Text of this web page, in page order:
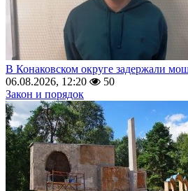
В Конаковском округе задержали
06.08.2026, 12:20
50
Закон и порядок